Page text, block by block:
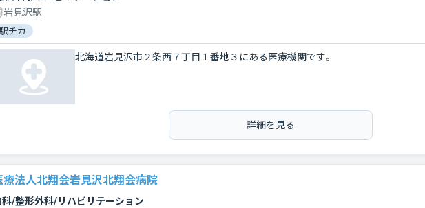
岩見沢駅
駅チカ
北海道岩見沢市２条西７丁目１番地３にある医療機関です。
詳細を見る
療法人北翔会岩見沢北翔会病院
科/整形外科/リハビリテーション